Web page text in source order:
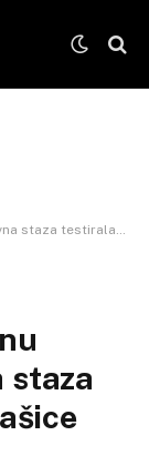
najbolje skijašice svijeta
staza